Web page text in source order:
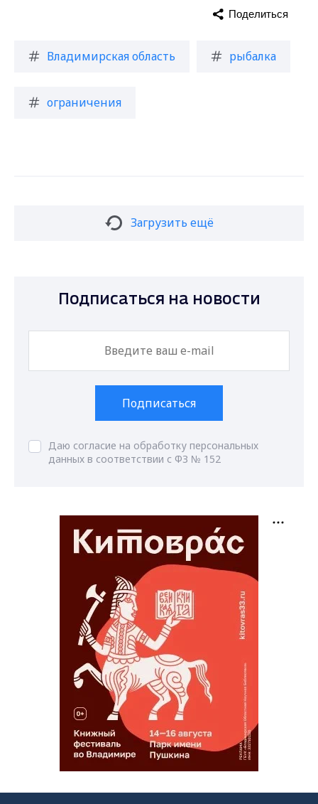
Владимирская область рыбалка
ограничения
Поделиться
Загрузить ещё
Подписаться на новости
Подписаться
Даю согласие на обработку персональных
данных в соответствии с ФЗ № 152